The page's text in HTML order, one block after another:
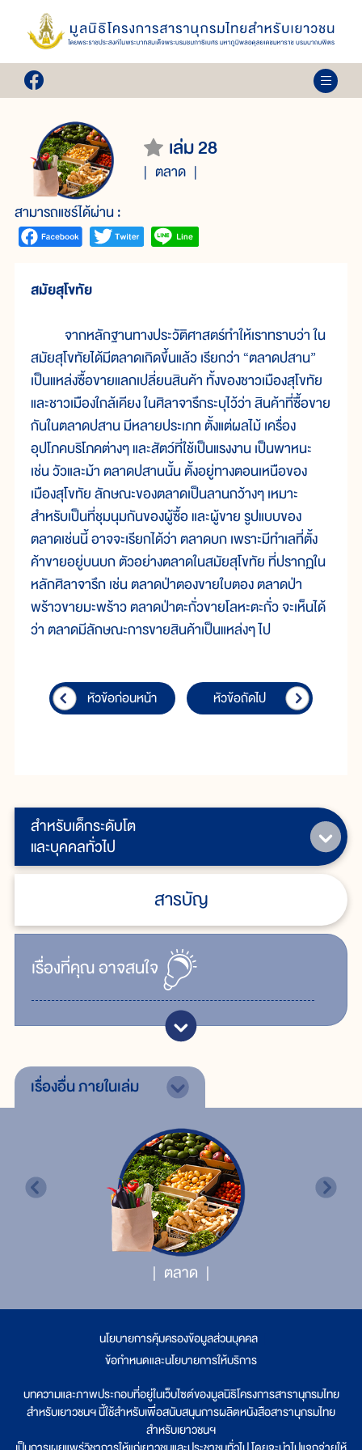
เล่ม 28
ตลาด
สามารถแชร์ได้ผ่าน :
สำหรับเด็กระดับโต
และบุคคลทั่วไป
สารบัญ
เรื่ิองที่คุณอาจสนใจ
สมัยสุโขทัย
จากหลักฐานทางประวัติศาสตร์ทำให้เราทราบว่า ใน
สมัยสุโขทัยได้มีตลาดเกิดขึ้นแล้ว เรียกว่า “ตลาดปสาน”
เป็นแหล่งซื้อขายแลกเปลี่ยนสินค้า ทั้งของชาวเมืองสุโขทัย
และชาวเมืองใกล้เคียง ในศิลาจารึกระบุไว้ว่า สินค้าที่ซื้อขาย
กันในตลาดปสาน มีหลายประเภท ตั้งแต่ผลไม้ เครื่อง
อุปโภคบริโภคต่างๆ และสัตว์ที่ใช้เป็นแรงงาน เป็นพาหนะ
เช่น วัวและม้า ตลาดปสานนั้น ตั้งอยู่ทางตอนเหนือของ
เมืองสุโขทัย ลักษณะของตลาดเป็นลานกว้างๆ เหมาะ
สำหรับเป็นที่ชุมนุมกันของผู้ซื้อ และผู้ขาย รูปแบบของ
ตลาดเช่นนี้ อาจจะเรียกได้ว่า ตลาดบก เพราะมีทำเลที่ตั้ง
ค้าขายอยู่บนบก ตัวอย่างตลาดในสมัยสุโขทัย ที่ปรากฏใน
หลักศิลาจารึก เช่น ตลาดป่าตองขายใบตอง ตลาดป่า
พร้าวขายมะพร้าว ตลาดป่าตะกั่วขายโลหะตะกั่ว จะเห็นได้
ว่า ตลาดมีลักษณะการขายสินค้าเป็นแหล่งๆ ไป
หัวข้อก่อนหน้า หัวข้อถัดไป
เรื่องอื่นภายในเล่ม
ตลาด
นโยบายการคุ้มครองข้อมูลส่วนบุคคล
ข้อกำหนดและนโยบายการให้บริการ
บทความและภาพประกอบที่อยู่ในเว็บไซต์ของมูลนิธิโครงการสารานุกรมไทย
สำหรับเยาวชนฯ นี้ใช้สำหรับเพื่อสนับสนุนการผลิตหนังสือสารานุกรมไทย
สำหรับเยาวชนฯ